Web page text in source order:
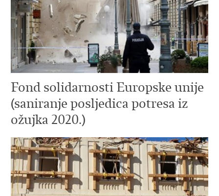
Fond solidarnosti Europske unije
(saniranje posljedica potresa iz
ožujka 2020.)